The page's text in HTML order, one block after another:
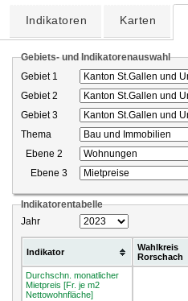
Indikatoren Karten
Gebiets- und Indikatorenauswahl
Gebiet 1
Gebiet 2
Gebiet 3
Thema
Ebene 2
Ebene 3
Indikatorentabelle
Jahr
Indikator
Wahlkreis
Rorschach
Durchschn. monatlicher
Mietpreis [Fr. je m2
Nettowohnfläche]